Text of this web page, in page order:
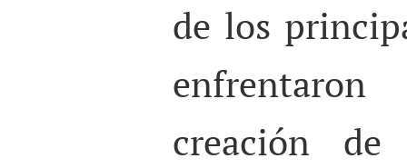
de los
creación